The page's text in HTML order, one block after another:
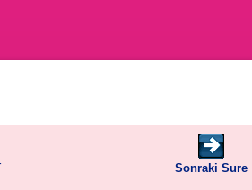
Sonraki Sure